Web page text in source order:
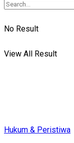
No Result
View All Result
Hukum & Peristiwa